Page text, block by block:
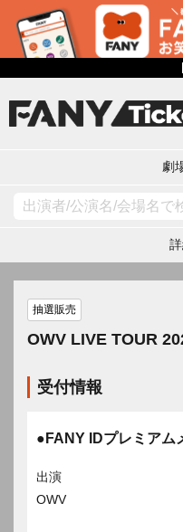
劇
抽選販売
OWV LIVE TOUR
受付情報
●FANY IDプレミアム
出演
OWV